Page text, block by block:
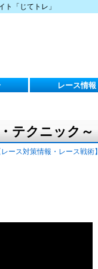
ト「じてトレ」
レース情報
テクニック～
レース対策情報・レース戦術】